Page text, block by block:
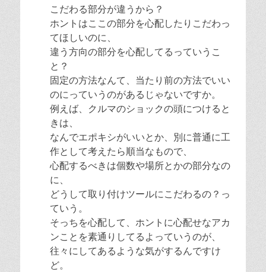
こだわる部分が違うから？
ホントはここの部分を心配したりこだわっ
てほしいのに、
違う方向の部分を心配してるっていうこ
と？
固定の方法なんて、当たり前の方法でいい
のにっていうのがあるじゃないですか。
例えば、クルマのショックの頭につけると
きは、
なんでエポキシがいいとか、別に普通に工
作として考えたら順当なもので、
心配するべきは個数や場所とかの部分なの
に、
どうして取り付けツールにこだわるの？っ
ていう。
そっちを心配して、ホントに心配せなアカ
ンことを素通りしてるよっていうのが、
往々にしてあるような気がするんですけ
ど。